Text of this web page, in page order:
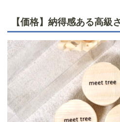
【価格】納得感ある高級さ